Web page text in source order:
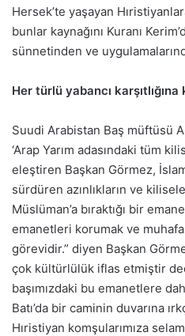
Hersek’te yaşayan
bunlar kaynağını Kuranı
sünnetinden ve
Her türlü yabancı karşıtlığına
Suudi Arabistan Baş müftüsü
‘Arap Yarım adasındaki tüm
eleştiren Başkan Görmez,
sürdüren azınlıkların ve
Müslüman’a bıraktığı bir
emanetleri korumak ve
görevidir.” diyen Başkan
çok kültürlülük iflas etmiştir
başımızdaki bu emanetlere
Batı’da bir caminin duvarına
Hıristiyan komşularımıza